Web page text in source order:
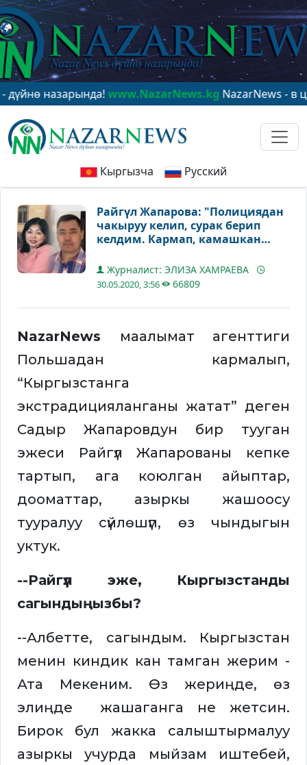
www.NazarNews.kgNazarNews - в центре
Кыргызча Русский
Райгүл Жапарова: "Полициядан
чакыруу келип, сурак берип
келдим. Кармап, камашкан
Журналист: ЭЛИЗА ХАМРАЕВА
30.05.2020, 3:56 66809
NazarNews
маалымат агенттиги
Польшадан кармалып,
“Кыргызстанга
экстрадицияланганы жатат” деген
Садыр Жапаровдун бир тууган
эжеси Райгүл Жапарованы кепке
тартып, ага коюлган айыптар,
дооматтар, азыркы жашоосу
тууралуу сүйлөшүп, өз чындыгын
уктук.
--Райгүл эже, Кыргызстанды
сагындыңызбы?
--Албетте, сагындым. Кыргызстан
менин киндик кан тамган жерим -
Ата Мекеним. Өз жериңде, өз
элиңде жашаганга не жетсин.
Бирок бул жакка салыштырмалуу
азыркы учурда мыйзам иштебей,